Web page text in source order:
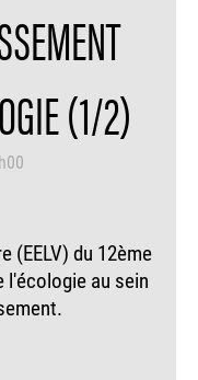
(1/2)
(EELV) du 12ème
l'écologie au sein